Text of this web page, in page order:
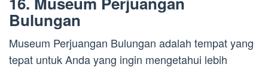
Bulungan
Museum Perjuangan Bulungan adalah tempat yang
tepat untuk Anda yang ingin mengetahui lebih